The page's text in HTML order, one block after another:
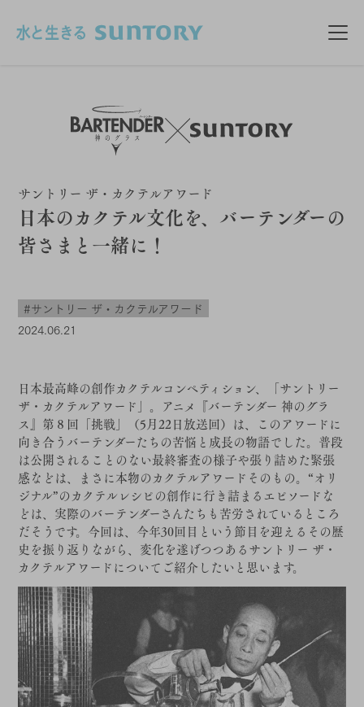
メニ
サントリー ザ・カクテルアワード
日本のカクテル文化を、バーテンダーの
皆さまと一緒に！
#サントリー ザ・カクテルアワード
2024.06.21
日本最高峰の創作カクテルコンペティション、「サントリー
ザ・カクテルアワード」。アニメ『バーテンダー 神のグラ
ス』第８回「挑戦」（5月22日放送回）は、このアワードに
向き合うバーテンダーたちの苦悩と成長の物語でした。普段
は公開されることのない最終審査の様子や張り詰めた緊張
感などは、まさに本物のカクテルアワードそのもの。“オリ
ジナル”のカクテルレシピの創作に行き詰まるエピソードな
どは、実際のバーテンダーさんたちも苦労されているところ
だそうです。今回は、今年30回目という節目を迎えるその歴
史を振り返りながら、変化を遂げつつあるサントリー ザ・
カクテルアワードについてご紹介したいと思います。